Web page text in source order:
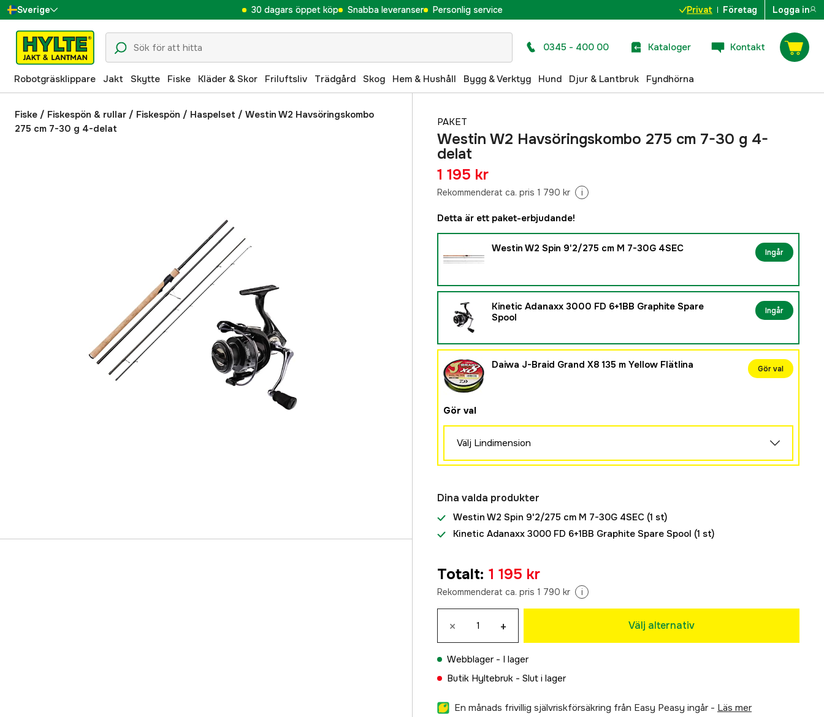
Sverige
Danmark
Suomi
Norge
Deutschland
30 dagars öppet köp Snabba leveranser Personlig service Privat Företag Logga in
0345 - 400 00 Kataloger Kontakt
Robotgräsklippare Jakt Skytte Fiske Kläder & Skor Friluftsliv Trädgård Skog Hem & Hushåll Bygg & Verktyg Hund Djur & Lantbruk Fyndhörna
Fiske / Fiskespön & rullar / Fiskespön / Haspelset / Westin W2 Havsöringskombo
275 cm 7-30 g 4-delat
PAKET
Westin W2 Havsöringskombo 275 cm 7-30 g 4-
delat
1 195 kr
Rekommenderat ca. pris 1 790 kr i
Detta är ett paket-erbjudande!
Westin W2 Spin 9'2/275 cm M 7-30G 4SEC Ingår
Kinetic Adanaxx 3000 FD 6+1BB Graphite Spare
Spool
Ingår
Daiwa J-Braid Grand X8 135 m Yellow Flätlina Gör val
Gör val
Välj Lindimension
0,06 mm
0,10 mm
249 kr
0,13 mm
0,16 mm
249 kr
0,18 mm
249 kr
0,20 mm
249 kr
0,22 mm
0,24 mm
Dina valda produkter
Westin W2 Spin 9'2/275 cm M 7-30G 4SEC (1 st)
Kinetic Adanaxx 3000 FD 6+1BB Graphite Spare Spool (1 st)
Totalt: 1 195 kr
Rekommenderat ca. pris 1 790 kr i
× + Välj alternativ
Webblager - I lager
Butik Hyltebruk - Slut i lager
En månads frivillig självriskförsäkring från Easy Peasy ingår - läs mer